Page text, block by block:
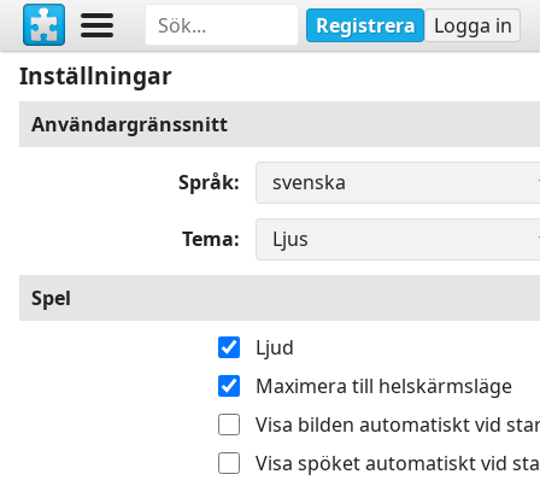
Registrera Logga in
Inställningar
Användargränssnitt
Språk
Tema
Spel
Ljud
Maximera till helskärmsläge
Visa bilden automatiskt vid
Visa spöket automatiskt vid